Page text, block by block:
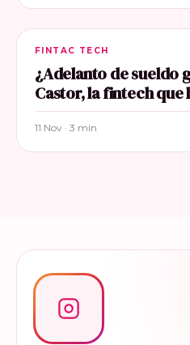
FINTAC TECH
¿Adelanto de sueldo
Castor, la fintech que
11 Nov · 3 min